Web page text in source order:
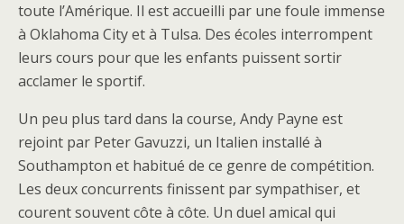
toute l’Amérique. Il est accueilli par une foule immense
à Oklahoma City et à Tulsa. Des écoles interrompent
leurs cours pour que les enfants puissent sortir
acclamer le sportif.
Un peu plus tard dans la course, Andy Payne est
rejoint par Peter Gavuzzi, un Italien installé à
Southampton et habitué de ce genre de compétition.
Les deux concurrents finissent par sympathiser, et
courent souvent côte à côte. Un duel amical qui